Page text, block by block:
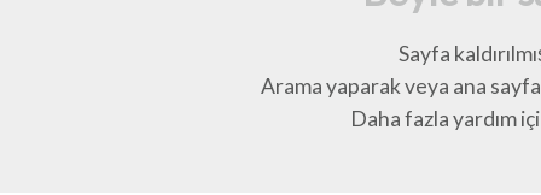
Sayfa
Arama yaparak veya ana
Daha fazla yardım